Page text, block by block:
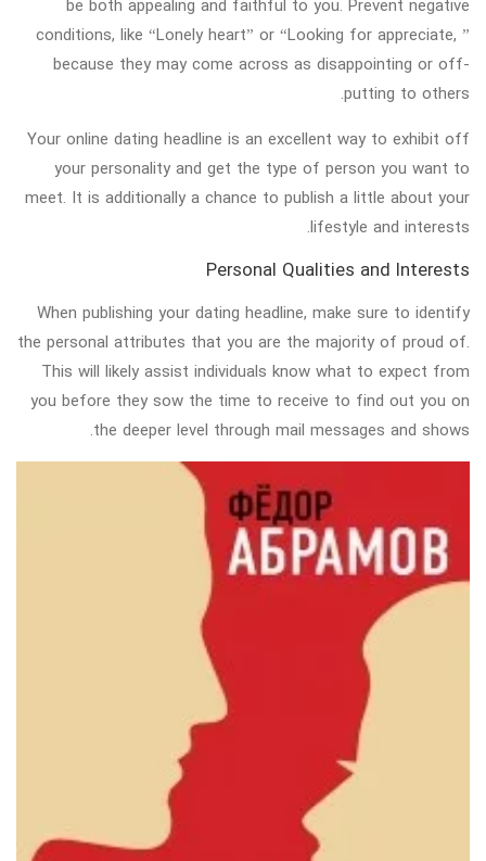
conditions, like “Lonely heart” or “Looking for appreciate, ”
because they may come across as disappointing or off-
putting to others.
Your online dating headline is an excellent way to exhibit off
your personality and get the type of person you want to
meet. It is additionally a chance to publish a little about your
lifestyle and interests.
Personal Qualities and Interests
When publishing your dating headline, make sure to identify
the personal attributes that you are the majority of proud of.
This will likely assist individuals know what to expect from
you before they sow the time to receive to find out you on
the deeper level through mail messages and shows.